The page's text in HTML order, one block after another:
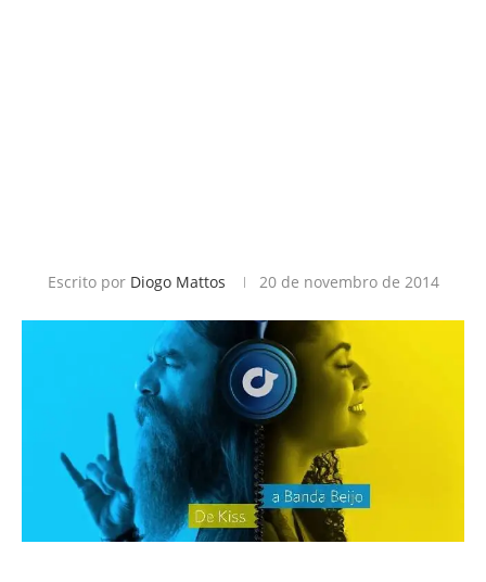
Escrito por Diogo Mattos 20 de novembro de 2014